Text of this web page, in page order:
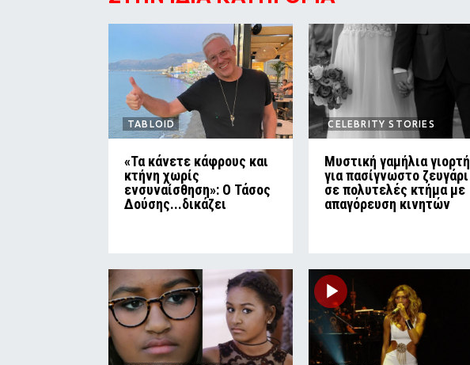
TABLOID
«Τα κάνετε κάφρους και
κτήνη χωρίς
ενσυναίσθηση»: Ο Τάσος
Δούσης...δικάζει
CELEBRITY STORIES
Μυστική γαμήλια γιορτή
για πασίγνωστο ζευγάρι
σε πολυτελές κτήμα με
απαγόρευση κινητών